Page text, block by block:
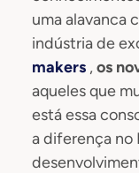
uma alavanca
indústria de
makers ,os
aqueles que
está essa
a diferença no